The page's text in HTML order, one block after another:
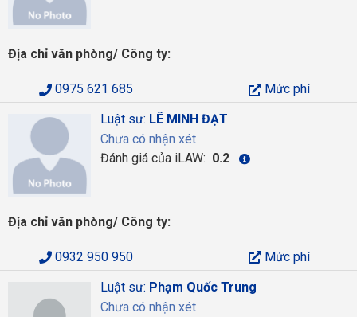
Địa chỉ văn phòng/ Công ty:
0975 621 685
Mức phí
Luật sư: LÊ MINH ĐẠT
Chưa có nhận xét
Đánh giá của iLAW: 0.2
Địa chỉ văn phòng/ Công ty:
0932 950 950
Mức phí
Luật sư: Phạm Quốc Trung
Chưa có nhận xét